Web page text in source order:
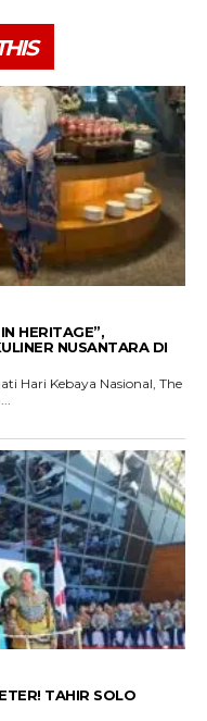
HERITAGE”,
NUSANTARA DI
Hari Kebaya Nasional, The
TAHIR SOLO